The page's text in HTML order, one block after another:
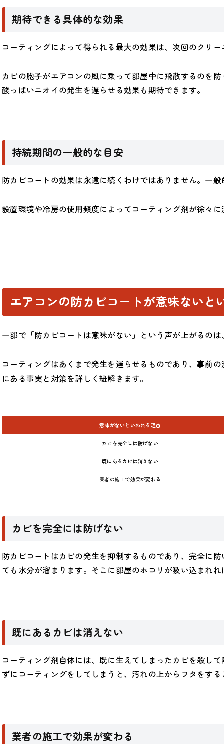
期待できる具体的な効果
コーティングによって得られる最大の効果は、次回のクリ
カビの胞子がエアコンの風に乗って部屋中に飛散するのを
酸っぱいニオイの発生を遅らせる効果も期待できます。
持続期間の一般的な目安
防カビコートの効果は永遠に続くわけではありません。一
設置環境や冷房の使用頻度によってコーティング剤が徐々
エアコンの防カビコートが意味ないと
一部で「防カビコートは意味がない」という声が上がるの
コーティングはあくまで発生を遅らせるものであり、事前
にある事実と対策を詳しく紐解きます。
意味がないといわれる理由
カビを完全には防げない
既にあるカビは消えない
業者の施工で効果が変わる
カビを完全には防げない
防カビコートはカビの発生を抑制するものであり、完全に
ても水分が溜まります。そこに部屋のホコリが吸い込まれ
既にあるカビは消えない
コーティング剤自体には、既に生えてしまったカビを殺し
ずにコーティングをしてしまうと、汚れの上からフタをす
業者の施工で効果が変わる